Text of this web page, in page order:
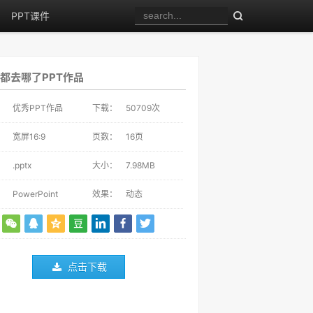
PPT课件
去哪了PPT作品
优秀PPT作品 下载： 50709次
宽屏16:9 页数： 16页
.pptx 大小： 7.98MB
PowerPoint 效果： 动态
点击下载